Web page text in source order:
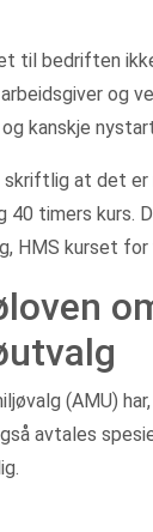
til bedriften
og
kanskje
at det
40 timers kurs.
HMS kurset for
(AMU)
avtales